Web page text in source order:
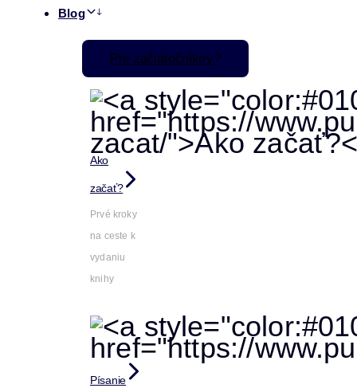
Blog
Pre začiatočníkov
Ako
začať?
Prvé kroky
na ceste k
vydaniu
knihy
Písanie